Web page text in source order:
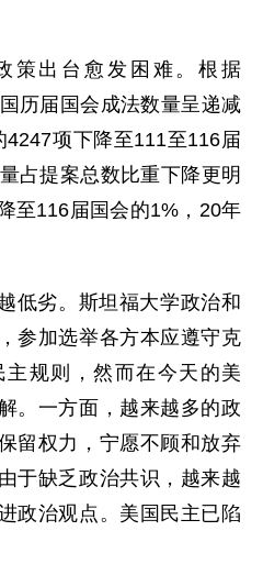
策出台愈发困难。根据
历届国会成法数量呈递减
项下降至111至116届
占提案总数比重下降更明
至116届国会的1%，20年
低劣。斯坦福大学政治和
参加选举各方本应遵守克
规则，然而在今天的美
。一方面，越来越多的政
留权力，宁愿不顾和放弃
于缺乏政治共识，越来越
政治观点。美国民主已陷